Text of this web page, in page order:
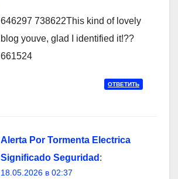
646297 738622This kind of lovely
blog youve, glad I identified it!??
661524
ОТВЕТИТЬ
Alerta Por Tormenta Electrica
Significado Seguridad :
18.05.2026 в 02:37